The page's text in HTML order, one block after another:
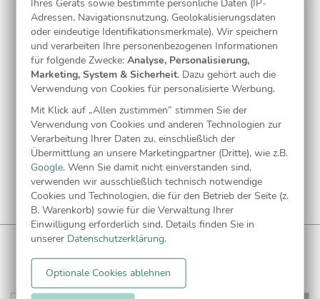
Jetzt gestalten
Kostenlose Musterkarte
WUNDERKARTEN NEWSLETTER
Anmelden undCHF 5 Gutschein
Ihres Geräts sowie bestimmte persönliche Daten (IP-
Adressen, Navigationsnutzung, Geolokalisierungsdaten
oder eindeutige Identifikationsmerkmale). Wir speichern
und verarbeiten Ihre personenbezogenen Informationen
für folgende Zwecke:Analyse, Personalisierung,
Marketing, System & Sicherheit. Dazu gehört auch die
Verwendung von Cookies für personalisierte Werbung.
Mit Klick auf „Allen zustimmen” stimmen Sie der
Verwendung von Cookies und anderen Technologien zur
Verarbeitung Ihrer Daten zu, einschließlich der
Übermittlung an unsere Marketingpartner (Dritte), wie z.B.
Google. Wenn Sie damit nicht einverstanden sind,
verwenden wir ausschließlich technisch notwendige
Cookies und Technologien, die für den Betrieb der Seite (z.
B. Warenkorb) sowie für die Verwaltung Ihrer
Einwilligung erforderlich sind. Details finden Sie in
unserer Datenschutzerklärung.
Optionale Cookies ablehnen